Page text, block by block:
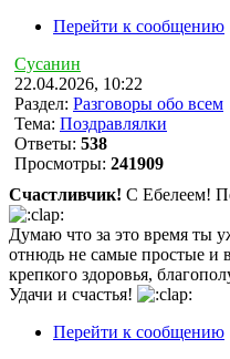
Перейти к сообщению
Сусанин
22.04.2026, 10:22
Раздел: Разговоры обо всем
Тема: Поздравлялки
Ответы: 538
Просмотры: 241909
Счастливчик! С Ебелеем!
Думаю что за это время ты
отнюдь не самые простые и
крепкого здоровья,
Удачи и счастья!
Перейти к сообщению